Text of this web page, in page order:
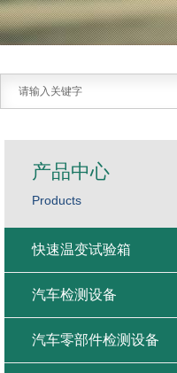
产品中心
Products
快速温变试验箱
汽车检测设备
汽车零部件检测设备